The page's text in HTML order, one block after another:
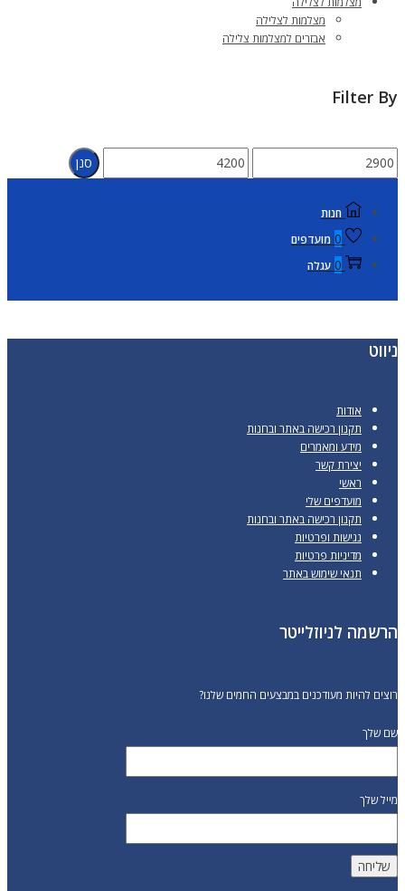
מצלמות לצלילה
אבזרים למצלמות צלילה
Filter By
מחיר
מינימלי
מחיר
מקסימלי
סנן
חנות
0 מועדפים
0 עגלה
ניווט
אודות
תקנון רכישה באתר ובחנות
מידע ומאמרים
יצירת קשר
ראשי
מועדפים שלי
תקנון רכישה באתר ובחנות
נגישות ופרטיות
מדיניות פרטיות
תנאי שימוש באתר
הרשמה לניוזלייטר
רוצים להיות מעודכנים במבצעים החמים שלנו?
שם שלך
מייל שלך